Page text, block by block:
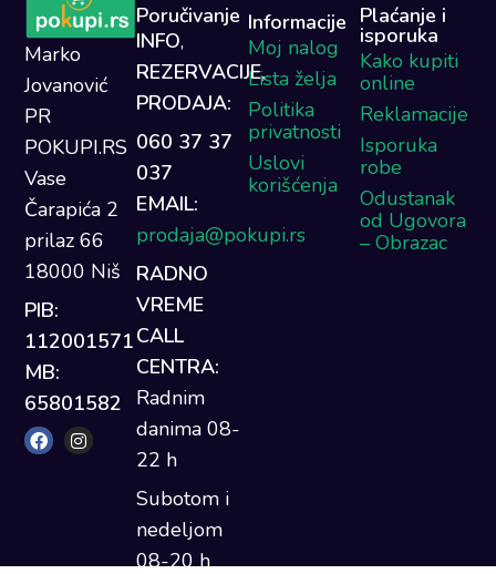
Marko
Jovanović
PR
POKUPI.RS
Vase
Čarapića 2
prilaz 66
18000 Niš
PIB:
112001571
MB:
65801582
Poručivanje
INFO,
REZERVACIJE,
PRODAJA:
060 37 37
037
EMAIL:
prodaja@pokupi.rs
RADNO
VREME
CALL
CENTRA:
Radnim
danima 08-
22 h
Subotom i
nedeljom
08-20 h
Informacije
Moj nalog
Lista želja
Politika
privatnosti
Uslovi
korišćenja
Plaćanje i
isporuka
Kako kupiti
online
Reklamacije
Isporuka
robe
Odustanak
od Ugovora
– Obrazac